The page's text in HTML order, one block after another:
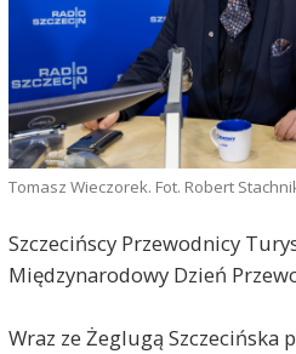
Tomasz Wieczorek. Fot. Robert
Szczecińscy Przewodnicy
Międzynarodowy Dzień
Wraz ze Żeglugą Szczecińska